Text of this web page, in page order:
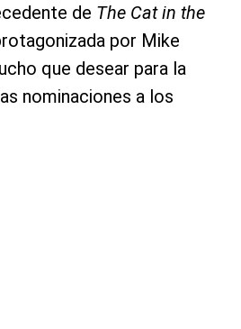
de The Cat in the
por Mike
que desear para la
nominaciones a los